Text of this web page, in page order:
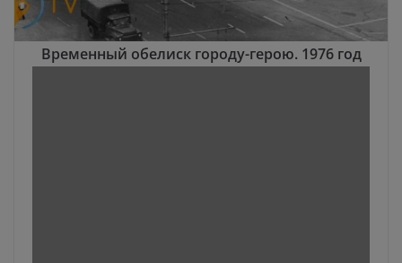
Временный обелиск городу-герою. 1976 год